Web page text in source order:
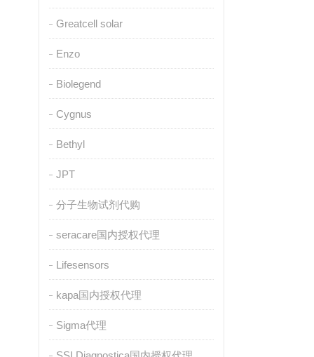
Greatcell solar
Enzo
Biolegend
Cygnus
Bethyl
JPT
分子生物试剂代购
seracare国内授权代理
Lifesensors
kapa国内授权代理
Sigma代理